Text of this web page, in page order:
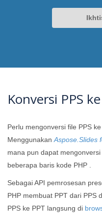
Konversi PPS
Perlu mengonversi file PPS
Menggunakan Aspose.Slides
mana pun dapat
beberapa baris kode PHP .
Sebagai API pemrosesan
PHP membuat PPT dari PPS
PPS ke PPT langsung di